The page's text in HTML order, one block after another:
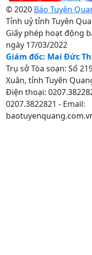
© 2020 Báo Tuyên
Tỉnh uỷ tỉnh Tuyên
Giấy phép hoạt động
ngày 17/03/2022
Giám đốc: Mai Đức
Trụ sở Tòa soạn: Số
Xuân, tỉnh Tuyên
Điện thoại:
0207.3822821 - Email: